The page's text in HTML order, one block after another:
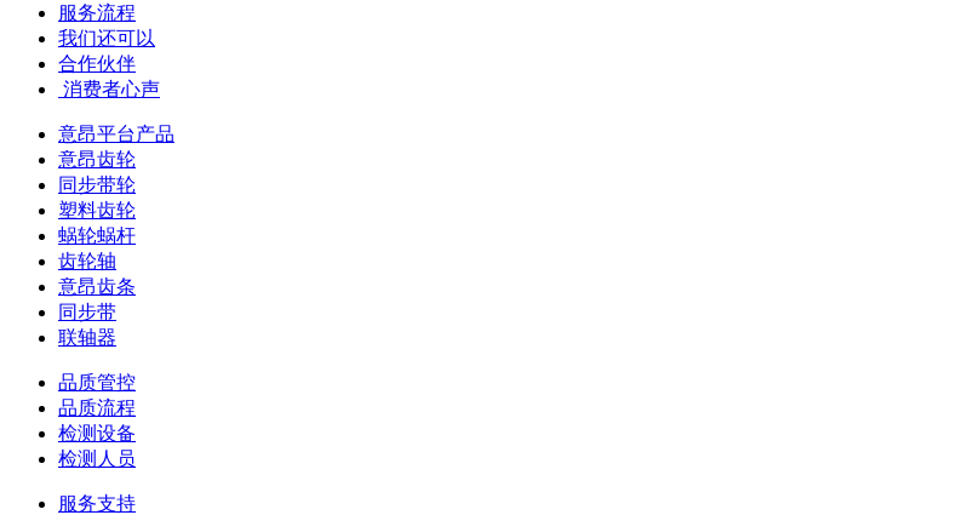
服务流程
我们还可以
合作伙伴
​ 消费者心声
意昂平台产品
意昂齿轮
同步带轮
塑料齿轮
蜗轮蜗杆
齿轮轴
意昂齿条
同步带
联轴器
品质管控
品质流程
检测设备
检测人员
服务支持